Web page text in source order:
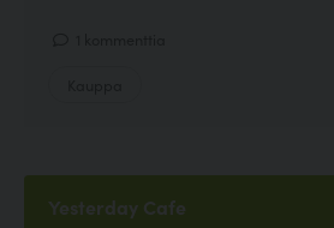
Yesterday Cafe